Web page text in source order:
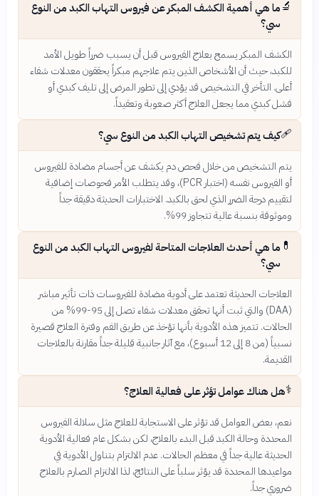
🔬ما هي أهمية الكشف المبكر عن فيروس التهاب الكبد من النوع
سي؟
الكشف المبكر يسمح بعلاج الفيروس قبل أن يسبب ضرراً طويل الأمد
للكبد، حيث أن الأشخاص الذين يتم علاجهم مبكراً يحققون معدلات شفاء
أعلى. التأخر في التشخيص قد يؤدي إلى تطور المرض إلى تليف كبدي أو
فشل كبدي مما يجعل العلاج أكثر صعوبة وتعقيداً.
🩹كيف يتم تشخيص التهاب الكبد من النوع سي؟
يتم التشخيص من خلال فحص دم يكشف عن أجسام مضادة للفيروس
أو الفيروس نفسه (اختبار PCR)، وقد يتطلب الأمر فحوصات إضافية
لتقييم درجة الضرر الذي لحق بالكبد. الاختبارات الحديثة دقيقة جداً
وموثوقة بنسبة عالية تتجاوز 99%.
💊 ما هي أحدث العلاجات المتاحة لفيروس التهاب الكبد من النوع
سي؟
العلاجات الحديثة تعتمد على أدوية مضادة للفيروسات ذات تأثير مباشر
(DAA) والتي ثبت أنها تحقق معدلات شفاء تصل إلى 95-99% من
الحالات. تتميز هذه الأدوية بأنها تؤخذ عن طريق الفم وفترة العلاج قصيرة
نسبياً (من 8 إلى 12 أسبوع)، مع آثار جانبية قليلة جداً مقارنة بالعلاجات
القديمة.
⚕️هل هناك عوامل تؤثر على فعالية العلاج؟
نعم، بعض العوامل قد تؤثر على الاستجابة للعلاج مثل سلالة الفيروس
المحددة وحالة الكبد قبل البدء بالعلاج، لكن بشكل عام فعالية الأدوية
الحديثة عالية جداً في معظم الحالات. عدم الالتزام بتناول الأدوية في
مواعيدها المحددة قد يؤثر سلباً على النتائج، لذا الالتزام الصارم بالعلاج
ضروري جداً.